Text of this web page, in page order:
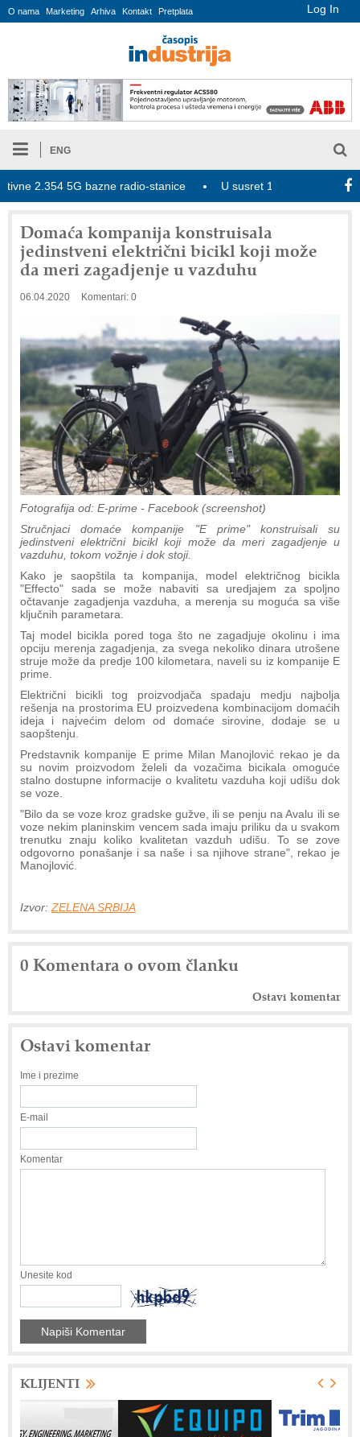
Log In
O nama Marketing Arhiva Kontakt Pretplata
ENG
2.354 5G bazne radio-stanice U susret 15. Savetovanju o
Domaća kompanija konstruisala
jedinstveni električni bicikl koji može
da meri zagadjenje u vazduhu
06.04.2020 Komentari: 0
Fotografija od: E-prime - Facebook (screenshot)
Stručnjaci domaće kompanije "E prime" konstruisali su
jedinstveni električni bicikl koji može da meri zagadjenje u
vazduhu, tokom vožnje i dok stoji.
Kako je saopštila ta kompanija, model električnog bicikla
"Effecto" sada se može nabaviti sa uredjajem za spoljno
očtavanje zagadjenja vazduha, a merenja su moguća sa više
ključnih parametara.
Taj model bicikla pored toga što ne zagadjuje okolinu i ima
opciju merenja zagadjenja, za svega nekoliko dinara utrošene
struje može da predje 100 kilometara, naveli su iz kompanije E
prime.
Električni bicikli tog proizvodjača spadaju medju najbolja
rešenja na prostorima EU proizvedena kombinacijom domaćih
ideja i najvećim delom od domaće sirovine, dodaje se u
saopštenju.
Predstavnik kompanije E prime Milan Manojlović rekao je da
su novim proizvodom želeli da vozačima bicikala omoguće
stalno dostupne informacije o kvalitetu vazduha koji udišu dok
se voze.
"Bilo da se voze kroz gradske gužve, ili se penju na Avalu ili se
voze nekim planinskim vencem sada imaju priliku da u svakom
trenutku znaju koliko kvalitetan vazduh udišu. To se zove
odgovorno ponašanje i sa naše i sa njihove strane", rekao je
Manojlović.
Izvor: ZELENA SRBIJA
0 Komentara o ovom članku
Ostavi komentar
Ostavi komentar
Ime i prezime
E-mail
Komentar
Unesite kod
KLIJENTI